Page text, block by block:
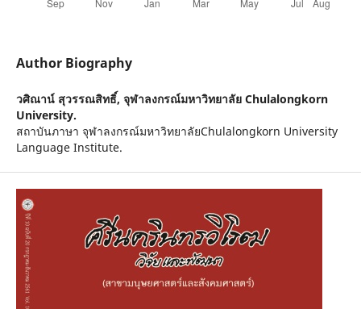
Author Biography
วศิณาน์ สุวรรณสิทธิ์, จุฬาลงกรณ์มหาวิทยาลัย Chulalongkorn
University.
สถาบันภาษา จุฬาลงกรณ์มหาวิทยาลัยChulalongkorn University
Language Institute.